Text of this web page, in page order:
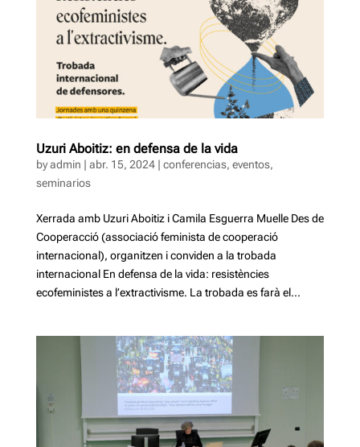
Uzuri Aboitiz: en defensa de la vida
byadmin | abr. 15, 2024| conferencias, eventos,
seminarios
Xerrada amb Uzuri Aboitiz i Camila Esguerra Muelle Des de
Cooperacció (associació feminista de cooperació
internacional), organitzen i conviden a la trobada
internacional En defensa de la vida: resistències
ecofeministes a l’extractivisme. La trobada es farà el...